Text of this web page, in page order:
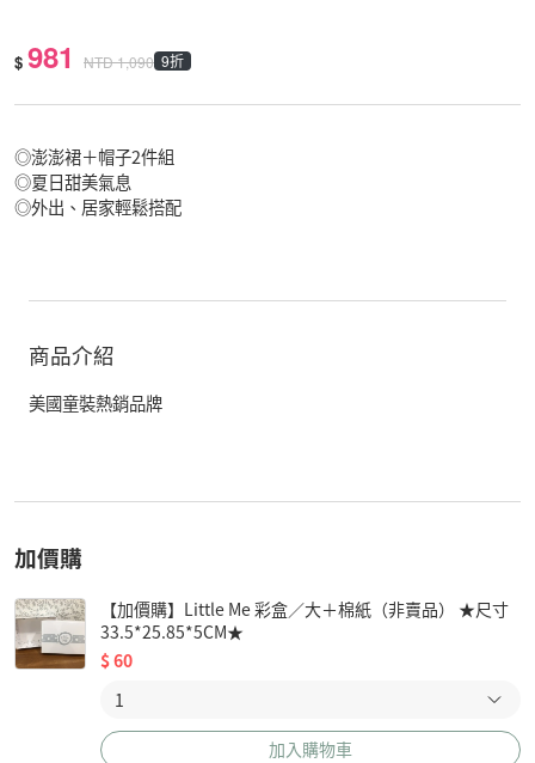
$ 981 NTD1,090 9折
◎澎澎裙＋帽子2件組
◎夏日甜美氣息
◎外出、居家輕鬆搭配
商品介紹
美國童裝熱銷品牌
加價購
【加價購】Little Me 彩盒／大＋棉紙（非賣品） ★尺寸
33.5*25.85*5CM★
$60
加入購物車